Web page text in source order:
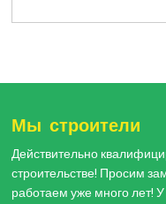
Мы строители
Действительно
строительстве! Просим
работаем уже много лет!